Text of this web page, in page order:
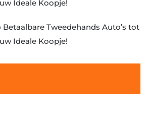
Ideale Koopje!
Betaalbare Tweedehands Auto’s tot
Ideale Koopje!